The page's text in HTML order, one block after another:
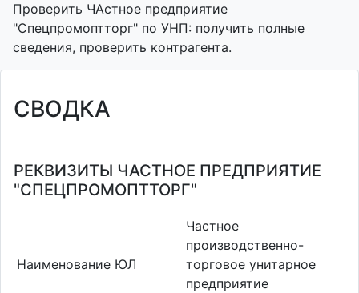
Проверить ЧАстное предприятие
"Спецпромоптторг" по УНП: получить полные
сведения, проверить контрагента.
СВОДКА
РЕКВИЗИТЫ ЧАСТНОЕ ПРЕДПРИЯТИЕ
"СПЕЦПРОМОПТТОРГ"
Наименование ЮЛ
Частное
производственно-
торговое унитарное
предприятие